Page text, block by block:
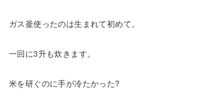
ガス釜使ったのは生まれて初めて。
一回に3升も炊きます。
米を研ぐのに手が冷たかった?